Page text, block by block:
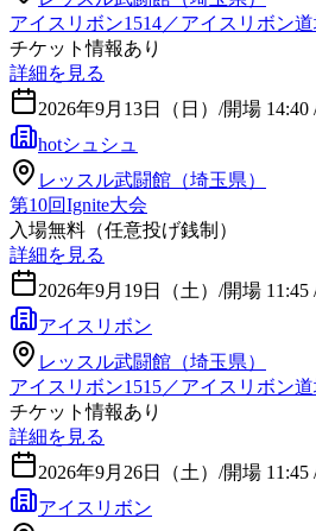
アイスリボン1514／アイスリボン
チケット情報あり
詳細を見る
2026年9月13日（日） /開場 14:40
hotシュシュ
レッスル武闘館（埼玉県）
第10回Ignite大会
入場無料（任意投げ銭制）
詳細を見る
2026年9月19日（土） /開場 11:45
アイスリボン
レッスル武闘館（埼玉県）
アイスリボン1515／アイスリボン
チケット情報あり
詳細を見る
2026年9月26日（土） /開場 11:45
アイスリボン